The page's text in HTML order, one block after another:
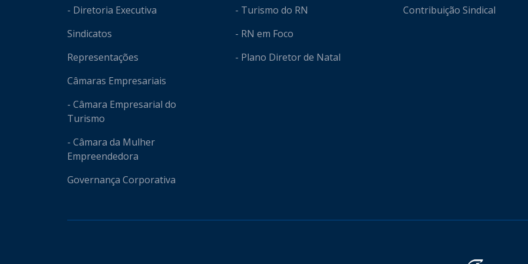
- Diretoria Executiva
Sindicatos
Representações
Câmaras Empresariais
- Câmara Empresarial do
Turismo
- Câmara da Mulher
Empreendedora
Governança Corporativa
- Turismo do RN
- RN em Foco
- Plano Diretor de Natal
Contribuição Sindical